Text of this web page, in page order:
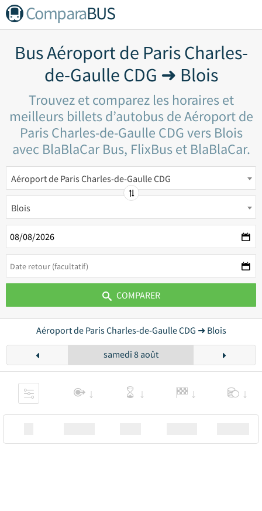
ComparaBUS
Bus Aéroport de Paris Charles-
de-Gaulle CDG ➜ Blois
Trouvez et comparez les horaires et
meilleurs billets d’autobus de Aéroport de
Paris Charles-de-Gaulle CDG vers Blois
avec BlaBlaCar Bus, FlixBus et BlaBlaCar.
Aéroport de Paris Charles-de-Gaulle CDG
Blois
COMPARER
Aéroport de Paris Charles-de-Gaulle CDG ➜ Blois
samedi 8 août